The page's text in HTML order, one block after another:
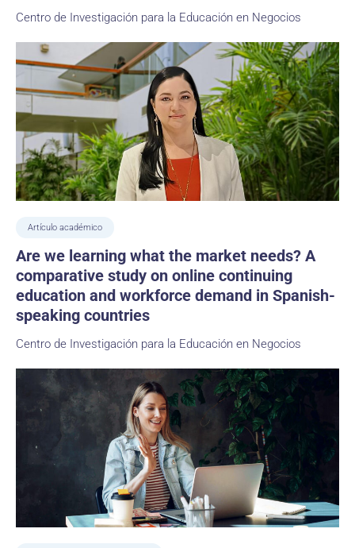
Centro de Investigación para la Educación en Negocios
Artículo académico
Are we learning what the market needs? A
comparative study on online continuing
education and workforce demand in Spanish-
speaking countries
Centro de Investigación para la Educación en Negocios